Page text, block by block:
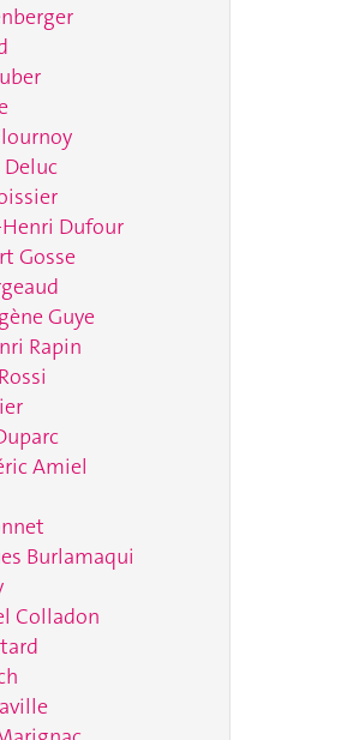
Deluc
Dufour
Gosse
Guye
Rapin
Amiel
Burlamaqui
Colladon